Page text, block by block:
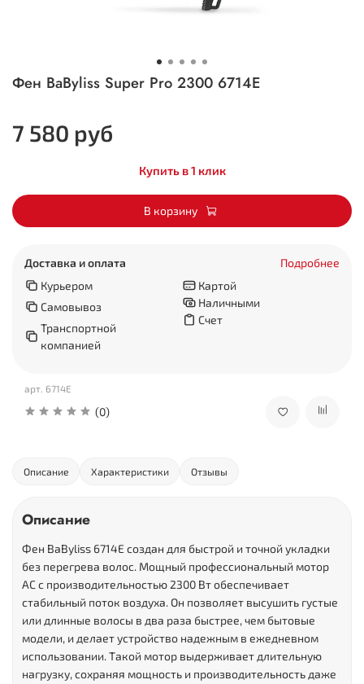
арт. 6714E
(0)
Фен BaByliss Super Pro 2300 6714E
7 580 руб
Купить в 1 клик
В корзину
Доставка и оплата
Подробнее
Курьером
Самовывоз
Транспортной
компанией
Картой
Наличными
Счет
Описание Характеристики Отзывы
Описание
Фен BaByliss 6714E создан для быстрой и точной укладки
без перегрева волос. Мощный профессиональный мотор
AC с производительностью 2300 Вт обеспечивает
стабильный поток воздуха. Он позволяет высушить густые
или длинные волосы в два раза быстрее, чем бытовые
модели, и делает устройство надежным в ежедневном
использовании. Такой мотор выдерживает длительную
нагрузку, сохраняя мощность и производительность даже